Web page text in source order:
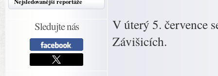
Sledujte nás
V úterý 5. července
Závišicích.